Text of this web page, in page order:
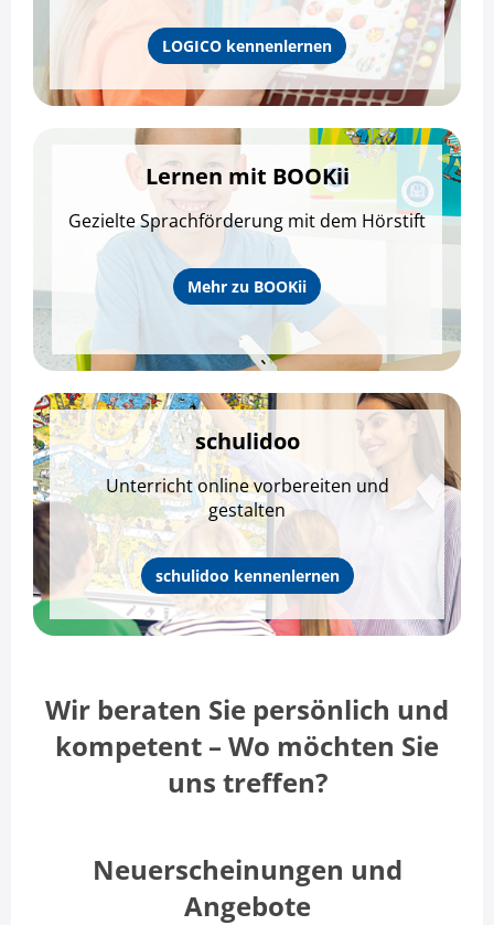
LOGICO kennenlernen
Lernen mit BOOKii
Gezielte Sprachförderung mit dem Hörstift
Mehr zu BOOKii
schulidoo
Unterricht online vorbereiten und
gestalten
schulidoo kennenlernen
Wir beraten Sie persönlich und
kompetent – Wo möchten Sie
uns treffen?
Neuerscheinungen und
Angebote